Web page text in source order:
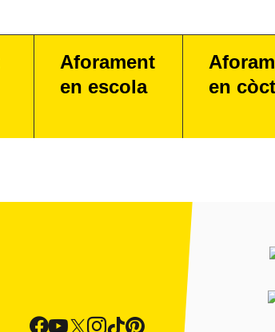
Aforament
en escola
en